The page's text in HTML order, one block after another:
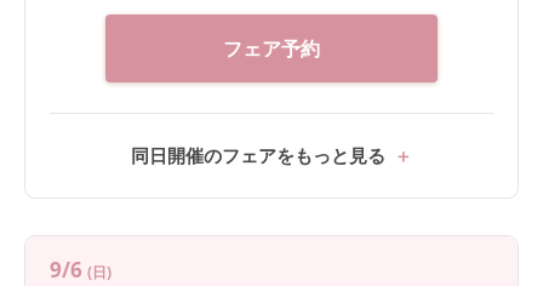
フェア予約
同日開催のフェアをもっと見る
9/6 (日)